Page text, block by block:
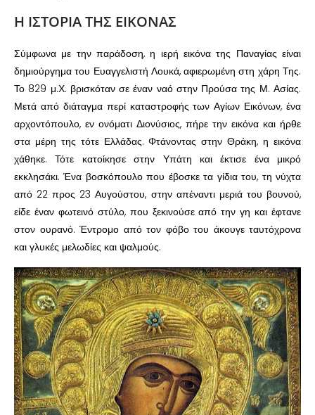
Η ΙΣΤΟΡΙΑ ΤΗΣ ΕΙΚΟΝΑΣ
Σύμφωνα με την παράδοση, η ιερή εικόνα της Παναγίας είναι
δημιούργημα του Ευαγγελιστή Λουκά, αφιερωμένη στη χάρη Της.
Το 829 μ.Χ. βρισκόταν σε έναν ναό στην Προύσα της Μ. Ασίας.
Μετά από διάταγμα περί καταστροφής των Αγίων Εικόνων, ένα
αρχοντόπουλο, εν ονόματι Διονύσιος, πήρε την εικόνα και ήρθε
στα μέρη της τότε Ελλάδας. Φτάνοντας στην Θράκη, η εικόνα
χάθηκε. Τότε κατοίκησε στην Υπάτη και έκτισε ένα μικρό
εκκλησάκι. Ένα βοσκόπουλο που έβοσκε τα γίδια του, τη νύχτα
από 22 προς 23 Αυγούστου, στην απέναντι μεριά του βουνού,
είδε έναν φωτεινό στύλο, που ξεκινούσε από την γη και έφτανε
στον ουρανό. Έντρομο από τον φόβο του άκουγε ταυτόχρονα
και γλυκές μελωδίες και ψαλμούς.